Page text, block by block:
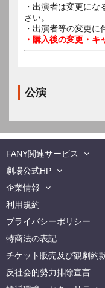
・出演者は変更に
さい。
・出演者等の変更に
・購入後の変更・キ
公演
FANY関連サービス
劇場公式HP
企業情報
利用規約
プライバシーポリシー
特商法の表記
チケット販売及び観劇約
反社会的勢力排除宣言